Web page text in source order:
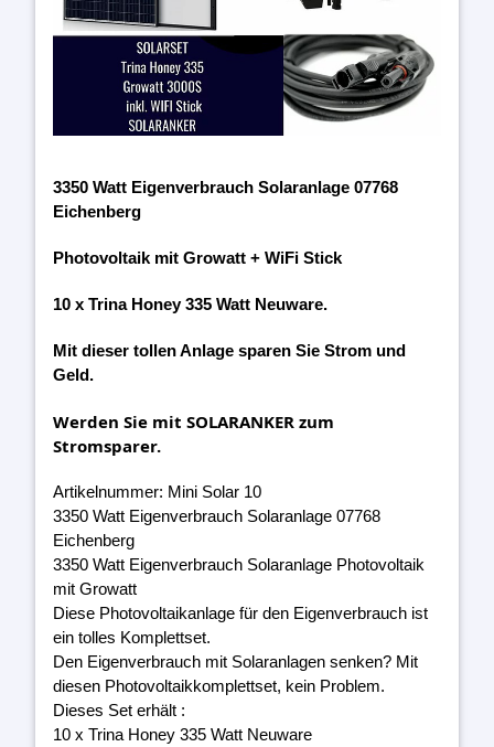
3350 Watt Eigenverbrauch Solaranlage 07768
Eichenberg
Photovoltaik mit Growatt + WiFi Stick
10 x Trina Honey 335 Watt Neuware.
Mit dieser tollen Anlage sparen Sie Strom und
Geld.
Werden Sie mit SOLARANKER zum
Stromsparer.
Artikelnummer: Mini Solar 10
3350 Watt Eigenverbrauch Solaranlage 07768
Eichenberg
3350 Watt Eigenverbrauch Solaranlage Photovoltaik
mit Growatt
Diese Photovoltaikanlage für den Eigenverbrauch ist
ein tolles Komplettset.
Den Eigenverbrauch mit Solaranlagen senken? Mit
diesen Photovoltaikkomplettset, kein Problem.
Dieses Set erhält :
10 x Trina Honey 335 Watt Neuware